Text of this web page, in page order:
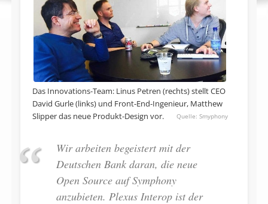
Das Innovations-Team: Linus Petren (rechts) stellt CEO
David Gurle (links) und Front-End-Ingenieur, Matthew
Slipper das neue Produkt-Design vor.
Smyphony
Wir arbeiten begeistert mit der
Deutschen Bank daran, die neue
Open Source auf Symphony
anzubieten. Plexus Interop ist der